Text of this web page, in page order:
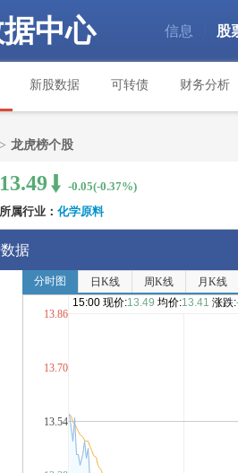
中心 信息 股
新股数据 可转债 财务分析
> 龙虎榜个股
13.49
-0.05(-0.37%)
所属行业： 化学原料
据